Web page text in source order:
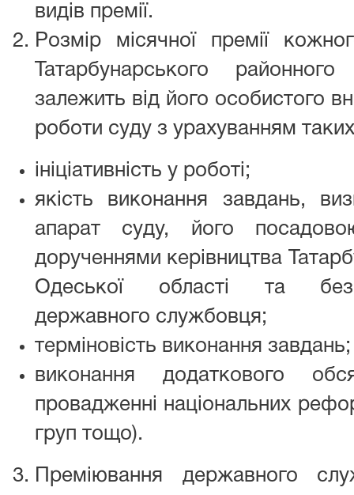
видів премії.
Розмір місячної премії
Татарбунарського
залежить від його особистого
роботи суду з урахуванням таких
ініціативність у роботі;
якість виконання завдань,
апарат суду, його
дорученнями керівництва
Одеської області та
державного службовця;
терміновість виконання завдань;
виконання додаткового
провадженні національних
груп тощо).
Преміювання державного